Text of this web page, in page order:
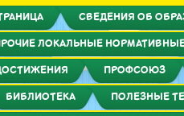
СВЕДЕНИЯ ОБ
ЛОКАЛЬНЫЕ
ПРОФСОЮЗ
БИБЛИОТЕКА ПОЛЕЗНЫЕ